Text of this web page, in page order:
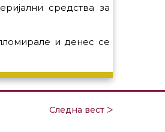
средства за
и денес се
Следна вест ᐳ